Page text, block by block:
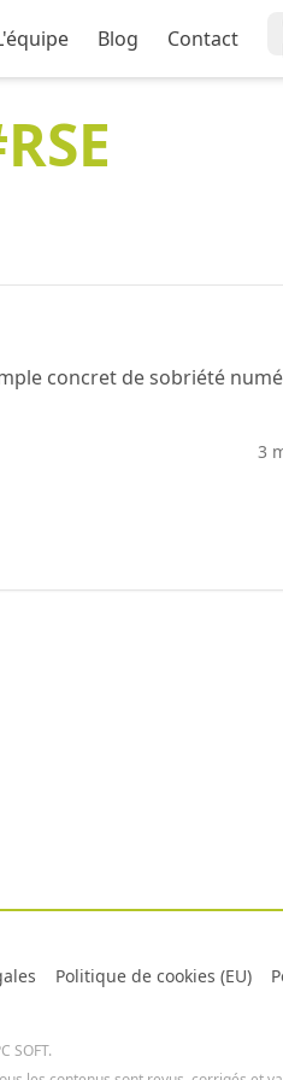
Blog Contact
concret de sobriété
3
Politique de cookies (EU)
SOFT.